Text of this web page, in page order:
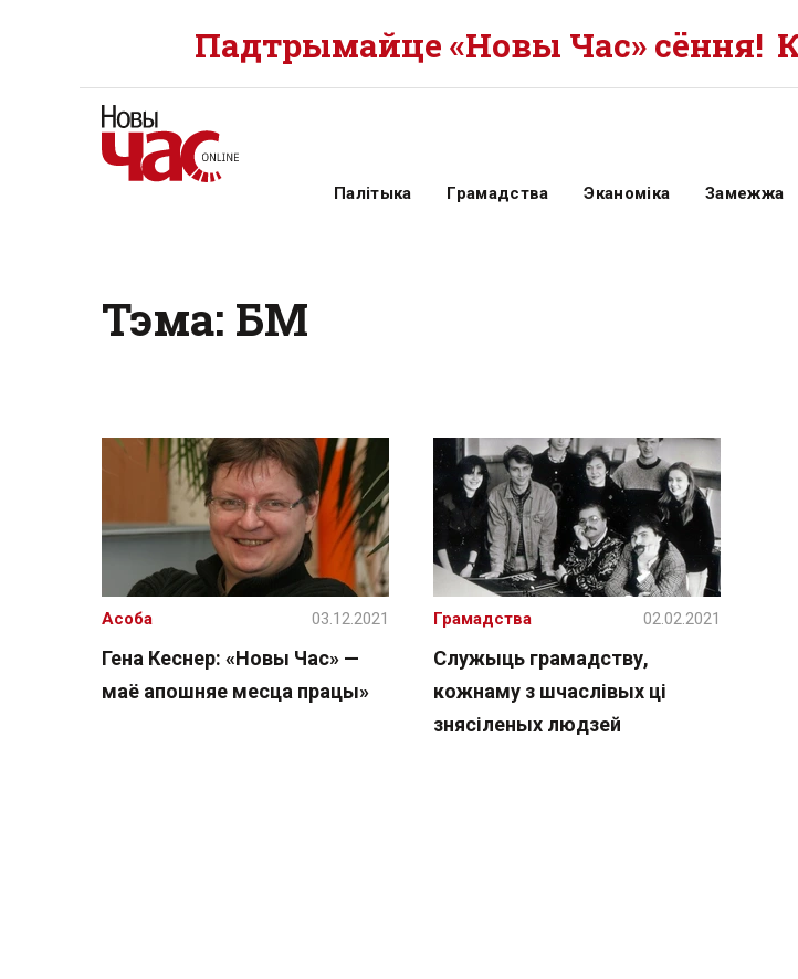
Падтрымайце «Новы Час» сёння!
Палітыка Грамадства Эканоміка Замежжа
Тэма: БМ
Гена Кеснер: «Новы Час» —
маё апошняе месца працы»
Асоба 03.12.2021
Служыць грамадству,
кожнаму з шчаслівых ці
знясіленых людзей
Грамадства 02.02.2021